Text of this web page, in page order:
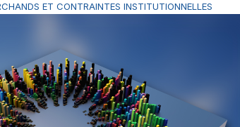
ET CONTRAINTES INSTITUTIONNELLES